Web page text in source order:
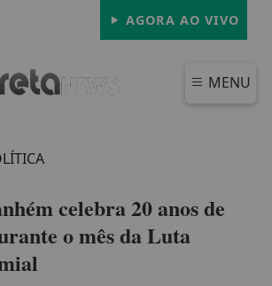
AGORA AO VIVO
MENU
celebra 20 anos de
o mês da Luta